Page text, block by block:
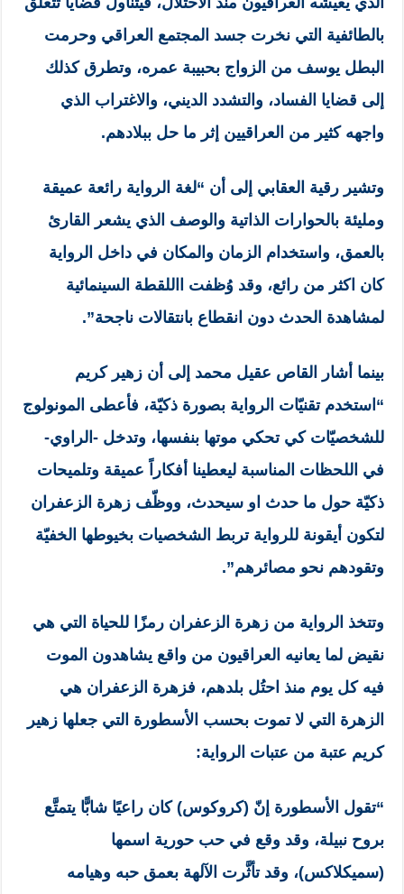
بالطائفية التي نخرت جسد المجتمع العراقي وحرمت
البطل يوسف من الزواج بحبيبة عمره، وتطرق كذلك
إلى قضايا الفساد، والتشدد الديني، والاغتراب الذي
واجهه كثير من العراقيين إثر ما حل ببلادهم.
وتشير رقية العقابي إلى أن “لغة الرواية رائعة عميقة
ومليئة بالحوارات الذاتية والوصف الذي يشعر القارئ
بالعمق، واستخدام الزمان والمكان في داخل الرواية
كان اكثر من رائع، وقد وُظفت االلقطة السينمائية
لمشاهدة الحدث دون انقطاع بانتقالات ناجحة”.
بينما أشار القاص عقيل محمد إلى أن زهير كريم
“استخدم تقنيّات الرواية بصورة ذكيّة، فأعطى المونولوج
للشخصيّات كي تحكي موتها بنفسها، وتدخل -الراوي-
في اللحظات المناسبة ليعطينا أفكاراً عميقة وتلميحات
ذكيّة حول ما حدث او سيحدث، ووظّف زهرة الزعفران
لتكون أيقونة للرواية تربط الشخصيات بخيوطها الخفيّة
وتقودهم نحو مصائرهم”.
وتتخذ الرواية من زهرة الزعفران رمزًا للحياة التي هي
نقيض لما يعانيه العراقيون من واقع يشاهدون الموت
فيه كل يوم منذ احتُل بلدهم، فزهرة الزعفران هي
الزهرة التي لا تموت بحسب الأسطورة التي جعلها زهير
كريم عتبة من عتبات الرواية:
“تقول الأسطورة إنّ (كروكوس) كان راعيًا شابًّا يتمتَّع
بروح نبيلة، وقد وقع في حب حورية اسمها
(سميكلاكس)، وقد تأثَّرت الآلهة بعمق حبه وهيامه